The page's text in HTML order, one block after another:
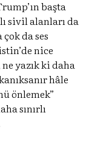
başta
sivil alanları da
da ses
nice
yazık ki daha
hâle
önlemek”
sınırlı